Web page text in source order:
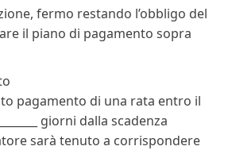
fermo restando l’obbligo del
il piano di pagamento sopra
pagamento di una rata entro il
giorni dalla scadenza
sarà tenuto a corrispondere